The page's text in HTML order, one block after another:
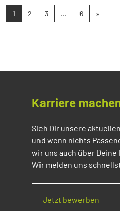
1 2 3 ... 6 »
Karriere
Sieh Dir unsere
und wenn nichts
wir uns auch über
Wir melden uns
Jetzt bewerben